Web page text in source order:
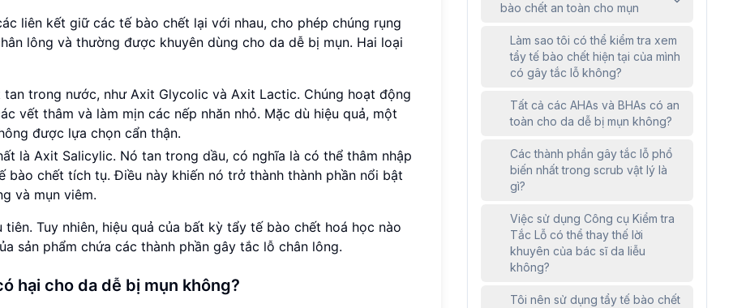
liên kết giữ các tế bào chết lại với nhau, cho phép chúng rụng
lông và thường được khuyên dùng cho da dễ bị mụn. Hai loại
trong nước, như Axit Glycolic và Axit Lactic. Chúng hoạt động
vết thâm và làm mịn các nếp nhăn nhỏ. Mặc dù hiệu quả, một
được lựa chọn cẩn thận.
là Axit Salicylic. Nó tan trong dầu, có nghĩa là có thể thâm nhập
bào chết tích tụ. Điều này khiến nó trở thành thành phần nổi bật
và mụn viêm.
Tuy nhiên, hiệu quả của bất kỳ tẩy tế bào chết hoá học nào
sản phẩm chứa các thành phần gây tắc lỗ chân lông.
hại cho da dễ bị mụn không?
bào chết an toàn cho mụn
Làm sao tôi có thể kiểm tra xem
tẩy tế bào chết hiện tại của mình
có gây tắc lỗ không?
Tất cả các AHAs và BHAs có an
toàn cho da dễ bị mụn không?
Các thành phần gây tắc lỗ phổ
biến nhất trong scrub vật lý là
gì?
Việc sử dụng Công cụ Kiểm tra
Tắc Lỗ có thể thay thế lời
khuyên của bác sĩ da liễu
không?
Tôi nên sử dụng tẩy tế bào chết